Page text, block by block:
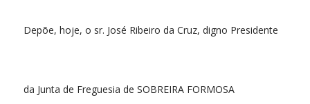
Depõe, hoje, o sr. José Ribeiro da Cruz, digno Presidente
da Junta de Freguesia de SOBREIRA FORMOSA